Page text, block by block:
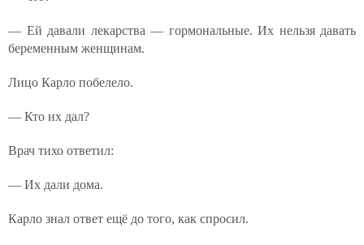
— Ей давали лекарства — гормональные. Их нельзя давать
беременным женщинам.
Лицо Карло побелело.
— Кто их дал?
Врач тихо ответил:
— Их дали дома.
Карло знал ответ ещё до того, как спросил.